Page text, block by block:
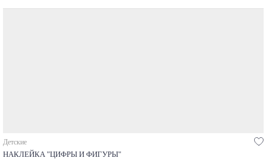
Детские
НАКЛЕЙКА "ЦИФРЫ И ФИГУРЫ"